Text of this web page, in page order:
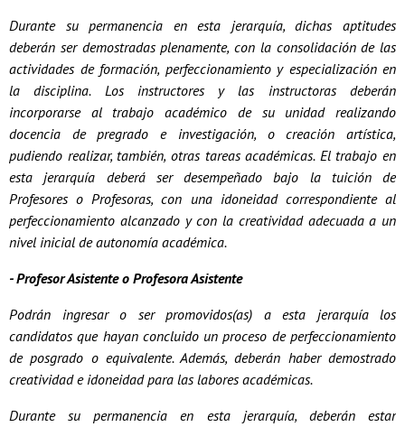
Durante su permanencia en esta jerarquía, dichas aptitudes
deberán ser demostradas plenamente, con la consolidación de las
actividades de formación, perfeccionamiento y especialización en
la disciplina. Los instructores y las instructoras deberán
incorporarse al trabajo académico de su unidad realizando
docencia de pregrado e investigación, o creación artística,
pudiendo realizar, también, otras tareas académicas. El trabajo en
esta jerarquía deberá ser desempeñado bajo la tuición de
Profesores o Profesoras, con una idoneidad correspondiente al
perfeccionamiento alcanzado y con la creatividad adecuada a un
nivel inicial de autonomía académica.
- Profesor Asistente o Profesora Asistente
Podrán ingresar o ser promovidos(as) a esta jerarquía los
candidatos que hayan concluido un proceso de perfeccionamiento
de posgrado o equivalente. Además, deberán haber demostrado
creatividad e idoneidad para las labores académicas.
Durante su permanencia en esta jerarquía, deberán estar